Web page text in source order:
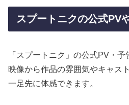
スプートニクの公式PV
「スプートニク」の公式PV・予
映像から作品の雰囲気やキャス
一足先に体感できます。